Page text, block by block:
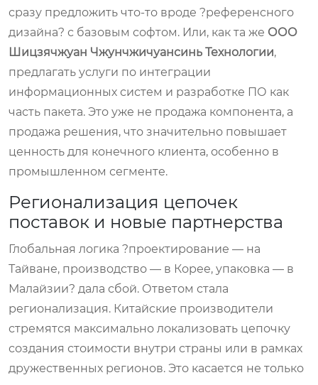
сразу предложить что-то вроде ?референсного
дизайна? с базовым софтом. Или, как та же ООО
Шицзячжуан Чжунчжичуансинь Технологии,
предлагать услуги по интеграции
информационных систем и разработке ПО как
часть пакета. Это уже не продажа компонента, а
продажа решения, что значительно повышает
ценность для конечного клиента, особенно в
промышленном сегменте.
Регионализация цепочек
поставок и новые партнерства
Глобальная логика ?проектирование — на
Тайване, производство — в Корее, упаковка — в
Малайзии? дала сбой. Ответом стала
регионализация. Китайские производители
стремятся максимально локализовать цепочку
создания стоимости внутри страны или в рамках
дружественных регионов. Это касается не только